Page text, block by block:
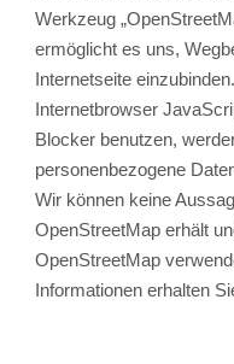
Werkzeug
ermöglicht es uns,
Internetseite
Internetbrowser
Blocker benutzen,
personenbezogene
Wir können keine
OpenStreetMap erhält
OpenStreetMap
Informationen erhalten